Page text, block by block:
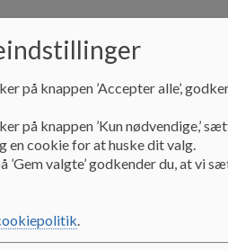
Skolens profil
SFO Mål og
Mål og
Møllebakkeskolens SFO
på knappen ’Accepter alle’,
på knappen ’Kun nødvendige,’
en cookie for at huske dit valg.
’Gem valgte’ godkender du, at vi
.